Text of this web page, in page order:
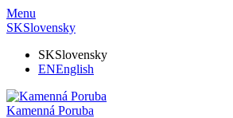
Menu
SKSlovensky
SKSlovensky
ENEnglish
Kamenná Poruba